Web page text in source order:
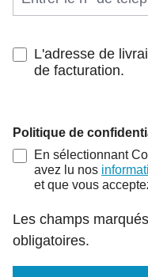
L'adresse de
de facturation.
Politique de
En sélectionnant
avez lu nos
et que vous
Les champs
obligatoires.